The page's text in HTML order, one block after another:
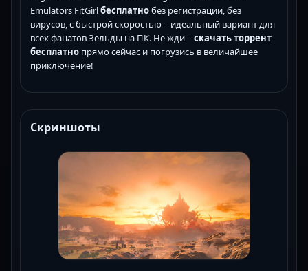
Emulators FitGirlбесплатнобез регистрации, без
вирусов, с быстрой скоростью – идеальный вариант для
всех фанатов Зельды на ПК. Не жди – скачать торрент
бесплатно прямо сейчас и погрузись в величайшее
приключение!
Скриншоты